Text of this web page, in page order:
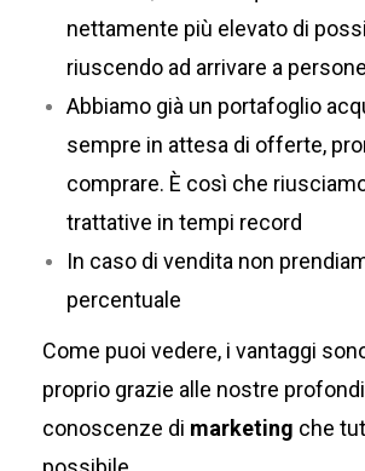
nettamente più elevato di
riuscendo ad arrivare a
Abbiamo già un portafoglio
sempre in attesa di offerte,
comprare. È così che
trattative in tempi record
In caso di vendita non
percentuale
Come puoi vedere, i vantaggi
proprio grazie alle nostre
conoscenze di marketing che